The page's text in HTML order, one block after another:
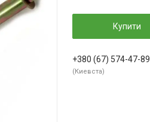
Купити
+380 (67) 574-47-89
Киевста